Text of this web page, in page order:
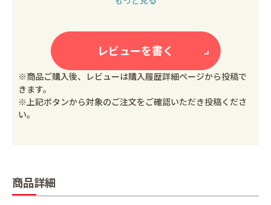
レビューを書く
※商品ご購入後、レビューは購入履歴詳細ページから投稿で
きます。
※上記ボタンから対象のご注文をご確認いただき投稿くださ
い。
商品詳細